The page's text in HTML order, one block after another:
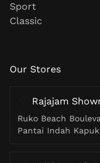
Sport
Classic
Our Stores
Rajajam
Ruko Beach
Pantai Indah